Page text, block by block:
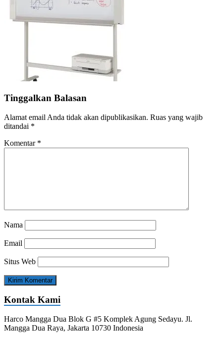
Tinggalkan Balasan
Alamat email Anda tidak akan dipublikasikan. Ruas yang wajib
ditandai *
Komentar *
Nama
Email
Situs Web
Kontak Kami
Harco Mangga Dua Blok G #5 Komplek Agung Sedayu. Jl.
Mangga Dua Raya, Jakarta 10730 Indonesia